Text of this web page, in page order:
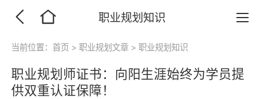
职业规划知识
当前位置：首页 > 职业规划文章 > 职业规划知识
职业规划师证书：向阳生涯始终为学员提
供双重认证保障！